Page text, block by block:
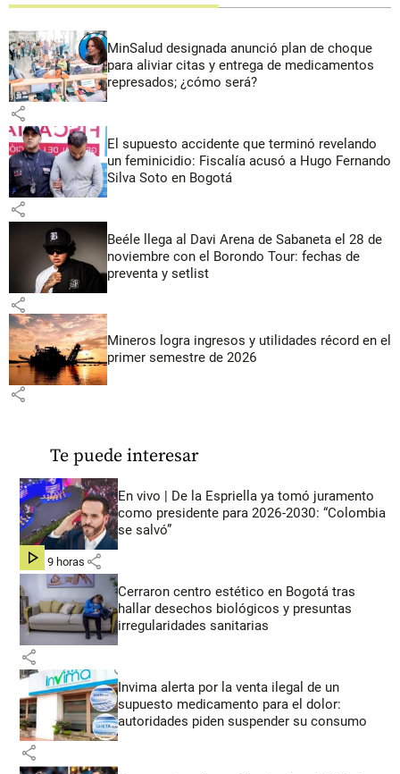
MinSalud designada anunció plan de choque
para aliviar citas y entrega de medicamentos
represados; ¿cómo será?
share
El supuesto accidente que terminó revelando
un feminicidio: Fiscalía acusó a Hugo Fernando
Silva Soto en Bogotá
share
Beéle llega al Davi Arena de Sabaneta el 28 de
noviembre con el Borondo Tour: fechas de
preventa y setlist
share
Mineros logra ingresos y utilidades récord en el
primer semestre de 2026
share
Te puede interesar
En vivo | De la Espriella ya tomó juramento
como presidente para 2026-2030: “Colombia
se salvó”
hace 9 horas share
Cerraron centro estético en Bogotá tras
hallar desechos biológicos y presuntas
irregularidades sanitarias
share
Invima alerta por la venta ilegal de un
supuesto medicamento para el dolor:
autoridades piden suspender su consumo
share